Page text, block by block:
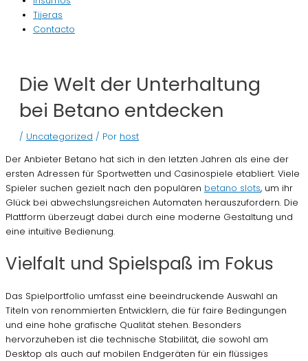
Tijeras
Contacto
Die Welt der Unterhaltung
bei Betano entdecken
/ Uncategorized / Por host
Der Anbieter Betano hat sich in den letzten Jahren als eine der
ersten Adressen für Sportwetten und Casinospiele etabliert. Viele
Spieler suchen gezielt nach den populären betano slots, um ihr
Glück bei abwechslungsreichen Automaten herauszufordern. Die
Plattform überzeugt dabei durch eine moderne Gestaltung und
eine intuitive Bedienung.
Vielfalt und Spielspaß im Fokus
Das Spielportfolio umfasst eine beeindruckende Auswahl an
Titeln von renommierten Entwicklern, die für faire Bedingungen
und eine hohe grafische Qualität stehen. Besonders
hervorzuheben ist die technische Stabilität, die sowohl am
Desktop als auch auf mobilen Endgeräten für ein flüssiges